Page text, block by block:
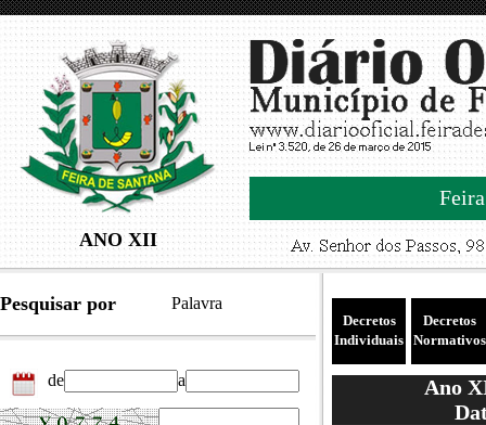
ANO XII
Pesquisar por Palavra
de a
Decretos
Individuais
Decretos
Normativos
Ano